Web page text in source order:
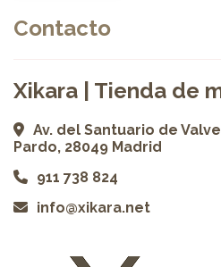
Contacto
Xikara | Tienda de
Av. del Santuario de
Pardo, 28049 Madrid
911 738 824
info@xikara.net